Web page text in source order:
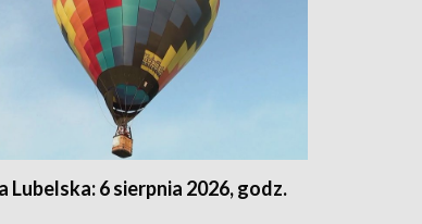
Lubelska: 6 sierpnia 2026, godz.